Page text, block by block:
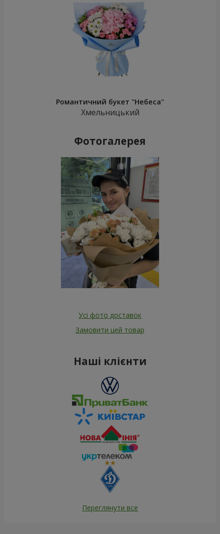
Романтичний букет "Небеса"
Хмельницький
Фотогалерея
Усі фото доставок
Замовити цей товар
Наші клієнти
Переглянути все